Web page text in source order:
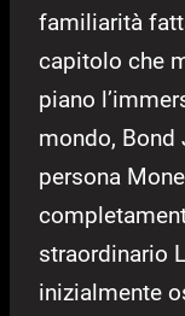
familiarità
capitolo che
piano
mondo, Bond
persona
straordinario
inizialmente